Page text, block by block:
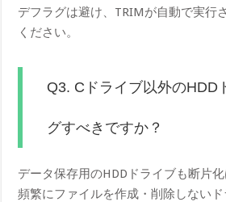
デフラグは避け、TRIMが自動で実行
ください。
Q3. Cドライブ以外のHDD
グすべきですか？
データ保存用のHDDドライブも断片
頻繁にファイルを作成・削除しない